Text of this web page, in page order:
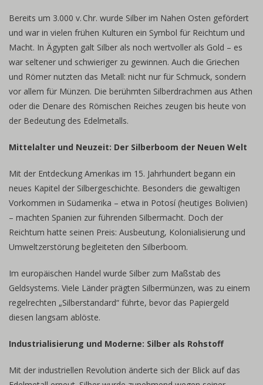
Bereits um 3.000 v. Chr. wurde Silber im Nahen Osten gefördert
und war in vielen frühen Kulturen ein Symbol für Reichtum und
Macht. In Ägypten galt Silber als noch wertvoller als Gold – es
war seltener und schwieriger zu gewinnen. Auch die Griechen
und Römer nutzten das Metall: nicht nur für Schmuck, sondern
vor allem für Münzen. Die berühmten Silberdrachmen aus Athen
oder die Denare des Römischen Reiches zeugen bis heute von
der Bedeutung des Edelmetalls.
Mittelalter und Neuzeit: Der Silberboom der Neuen Welt
Mit der Entdeckung Amerikas im 15. Jahrhundert begann ein
neues Kapitel der Silbergeschichte. Besonders die gewaltigen
Vorkommen in Südamerika – etwa in Potosí (heutiges Bolivien)
– machten Spanien zur führenden Silbermacht. Doch der
Reichtum hatte seinen Preis: Ausbeutung, Kolonialisierung und
Umweltzerstörung begleiteten den Silberboom.
Im europäischen Handel wurde Silber zum Maßstab des
Geldsystems. Viele Länder prägten Silbermünzen, was zu einem
regelrechten „Silberstandard“ führte, bevor das Papiergeld
diesen langsam ablöste.
Industrialisierung und Moderne: Silber als Rohstoff
Mit der industriellen Revolution änderte sich der Blick auf das